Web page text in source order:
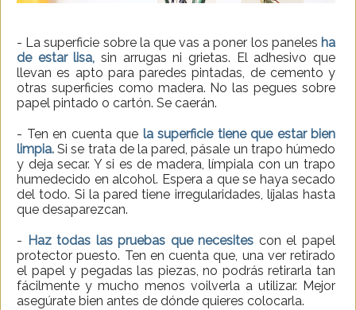
- La superficie sobre la que vas a poner los paneles ha
de estar lisa, sin arrugas ni grietas. El adhesivo que
llevan es apto para paredes pintadas, de cemento y
otras superficies como madera. No las pegues sobre
papel pintado o cartón. Se caerán.
- Ten en cuenta que la superficie tiene que estar bien
limpia.Si se trata de la pared, pásale un trapo húmedo
y deja secar. Y si es de madera, límpiala con un trapo
humedecido en alcohol. Espera a que se haya secado
del todo. Si la pared tiene irregularidades, líjalas hasta
que desaparezcan.
- Haz todas las pruebas que necesites con el papel
protector puesto. Ten en cuenta que, una ver retirado
el papel y pegadas las piezas, no podrás retirarla tan
fácilmente y mucho menos voilverla a utilizar. Mejor
asegúrate bien antes de dónde quieres colocarla.